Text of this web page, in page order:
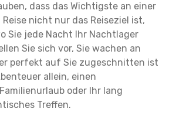
dass das Wichtigste an einer
nicht nur das Reiseziel ist,
Sie jede Nacht Ihr Nachtlager
Sie sich vor, Sie wachen an
perfekt auf Sie zugeschnitten ist
allein, einen
oder Ihr lang
Treffen.